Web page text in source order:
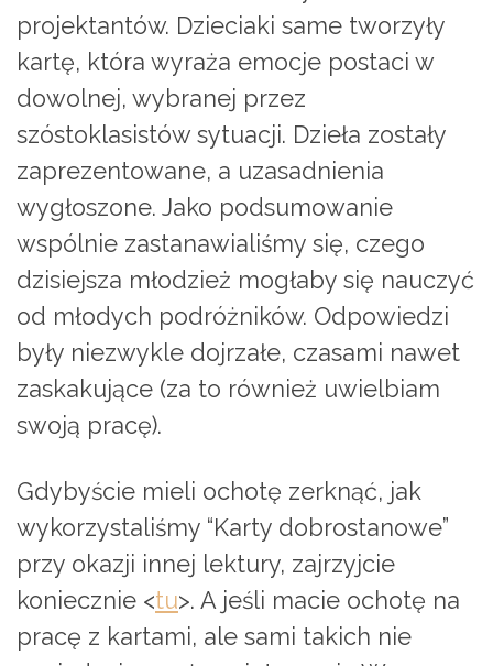
projektantów. Dzieciaki same tworzyły
kartę, która wyraża emocje postaci w
dowolnej, wybranej przez
szóstoklasistów sytuacji. Dzieła zostały
zaprezentowane, a uzasadnienia
wygłoszone. Jako podsumowanie
wspólnie zastanawialiśmy się, czego
dzisiejsza młodzież mogłaby się nauczyć
od młodych podróżników. Odpowiedzi
były niezwykle dojrzałe, czasami nawet
zaskakujące (za to również uwielbiam
swoją pracę).
Gdybyście mieli ochotę zerknąć, jak
wykorzystaliśmy “Karty dobrostanowe”
przy okazji innej lektury, zajrzyjcie
koniecznie <tu>. A jeśli macie ochotę na
pracę z kartami, ale sami takich nie